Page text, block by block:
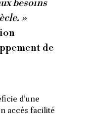
besoins
»
de
d’une
accès facilité